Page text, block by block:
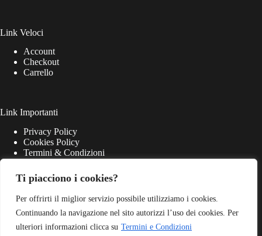
Ti piacciono i cookies?
Per offrirti il miglior servizio possibile utilizziamo i cookies.
Continuando la navigazione nel sito autorizzi l’uso dei cookies. Per
ulteriori informazioni clicca su Termini e Condizioni
Link Veloci
Account
Checkout
Carrello
Link Importanti
Privacy Policy
Cookies Policy
Termini & Condizioni